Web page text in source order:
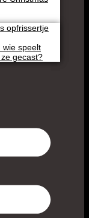
opfrissertje
wie speelt
gecast?